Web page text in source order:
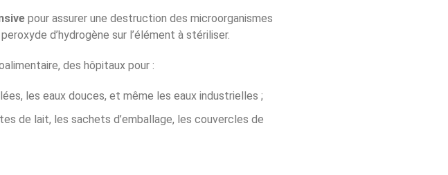
pour assurer une destruction des microorganismes
d’hydrogène sur l’élément à stériliser.
des hôpitaux pour :
les eaux douces, et même les eaux industrielles ;
de lait, les sachets d’emballage, les couvercles de